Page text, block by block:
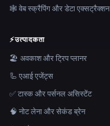
🕸️ वेब स्क्रैपिंग और डेटा एक्सट्रैक्शन
⚡उत्पादकता
🏖 अवकाश और ट्रिप प्लानर
🦾 एआई एजेंट्स
✅ टास्क और पर्सनल असिस्टेंट
🧠 नोट लेना और सेकंड ब्रेन